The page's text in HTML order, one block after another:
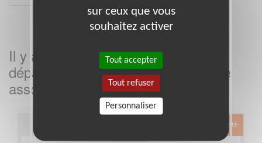
Il y a
missions bénévoles dans le
département
Deux-Sèvresdans cette
association
Exclusion & Pauvreté
sur ceux que vous
souhaitez activer
Tout accepter
Tout refuser
Personnaliser